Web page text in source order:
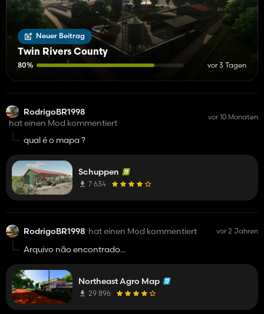
Neuer Beitrag
Twin Rivers County
80% vor 3 Tagen
RodrigoBR1998
hat einen Mod kommentiert
vor 10 Monaten
qual é o mapa ?
Schuppen
7 634
RodrigoBR1998 hat einen Mod kommentiert vor 2 Jahren
Arquivo não encontrado...
Northeast Agro Map
29 896